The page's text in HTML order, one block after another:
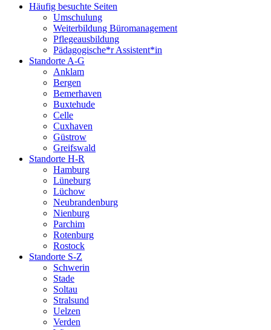
Häufig besuchte Seiten
Umschulung
Weiterbildung Büromanagement
Pflegeausbildung
Pädagogische*r Assistent*in
Standorte A-G
Anklam
Bergen
Bemerhaven
Buxtehude
Celle
Cuxhaven
Güstrow
Greifswald
Standorte H-R
Hamburg
Lüneburg
Lüchow
Neubrandenburg
Nienburg
Parchim
Rotenburg
Rostock
Standorte S-Z
Schwerin
Stade
Soltau
Stralsund
Uelzen
Verden